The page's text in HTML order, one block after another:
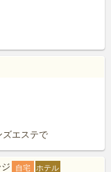
ズエステで
ホテル
自宅